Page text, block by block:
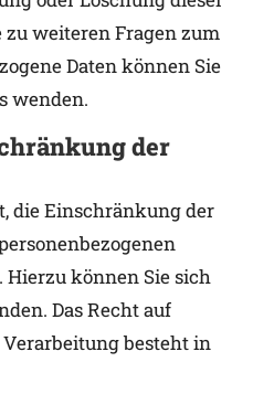
zu weiteren Fragen zum
Daten können Sie
wenden.
der
die Einschränkung der
Hierzu können Sie sich
Das Recht auf
besteht in